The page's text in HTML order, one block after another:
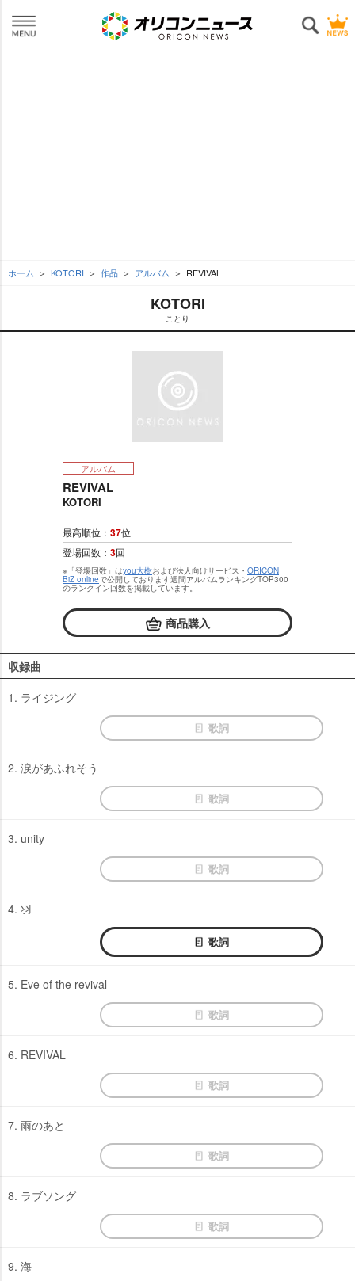
ホーム KOTORI 作品 アルバム REVIVAL
KOTORI
ことり
アルバム
REVIVAL
KOTORI
最高順位： 37位
登場回数： 3回
※「登場回数」はyou大樹および法人向けサービス・ ORICON
BiZ onlineで公開しております週間アルバムランキングTOP300
のランクイン回数を掲載しています。
商品購入
収録曲
1. ライジング
歌詞
2. 涙があふれそう
歌詞
3. unity
歌詞
4. 羽
歌詞
5. Eve of the revival
歌詞
6. REVIVAL
歌詞
7. 雨のあと
歌詞
8. ラブソング
歌詞
9. 海